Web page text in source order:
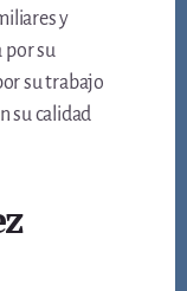
y
por su
su trabajo
su calidad